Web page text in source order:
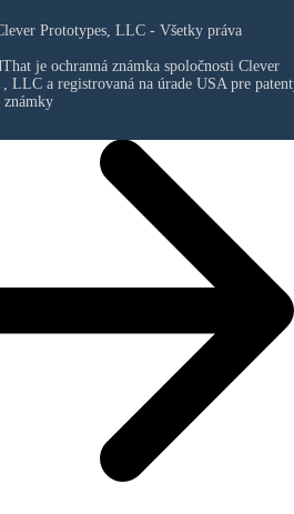
Prototypes, LLC - Všetky práva
je ochranná známka spoločnosti Clever
, LLCa registrovaná na úrade USA pre
známky